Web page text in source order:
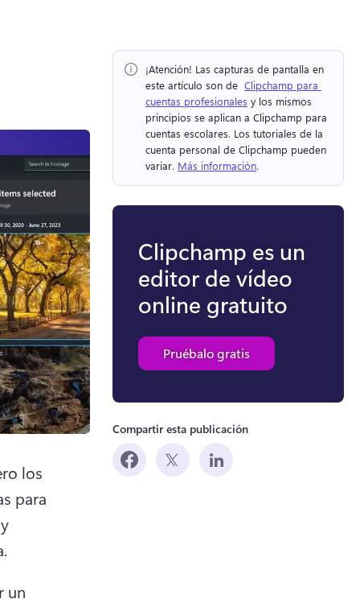
los
para
un
¡Atención! Las capturas de pantalla en
este artículo son de ⁠ Clipchamp para
cuentas profesionales y los mismos
principios se aplican a Clipchamp para
cuentas escolares. Los tutoriales de la
cuenta personal de Clipchamp pueden
variar. Más información.
Clipchamp es un
editor de vídeo
online gratuito
Pruébalo gratis
Compartir esta publicación